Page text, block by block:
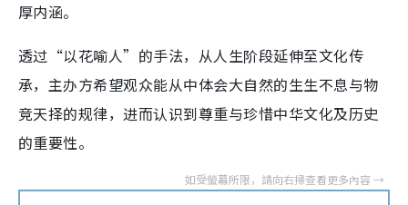
厚内涵。
透过“以花喻人”的手法，从人生阶段延伸至文化传
承，主办方希望观众能从中体会大自然的生生不息与物
竞天择的规律，进而认识到尊重与珍惜中华文化及历史
的重要性。